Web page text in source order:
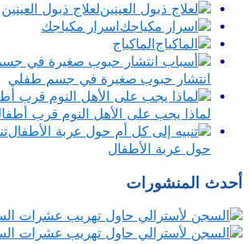
لعلاج ذبول العينين
اسرار مكياجك
الماكياج
انتشار حبوب صغيرة في جسم طفلي
لماذا يجب على الأهل النوم قرب
حول عربة الأطفال
أحدث المنشورات